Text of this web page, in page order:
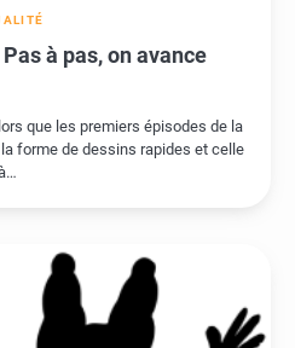
à pas, on avance
que les premiers épisodes de la
forme de dessins rapides et celle